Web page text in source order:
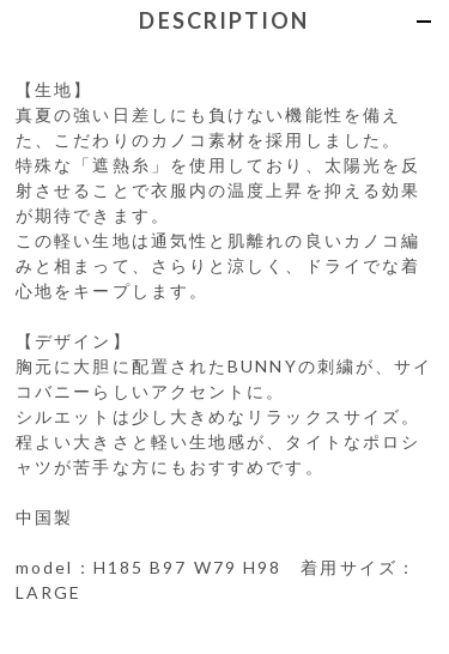
DESCRIPTION
【生地】
真夏の強い日差しにも負けない機能性を備え
た、こだわりのカノコ素材を採用しました。
特殊な「遮熱糸」を使用しており、太陽光を反
射させることで衣服内の温度上昇を抑える効果
が期待できます。
この軽い生地は通気性と肌離れの良いカノコ編
みと相まって、さらりと涼しく、ドライでな着
心地をキープします。
【デザイン】
胸元に大胆に配置されたBUNNYの刺繍が、サイ
コバニーらしいアクセントに。
シルエットは少し大きめなリラックスサイズ。
程よい大きさと軽い生地感が、タイトなポロシ
ャツが苦手な方にもおすすめです。
中国製
model：H185 B97 W79 H98 着用サイズ：
LARGE